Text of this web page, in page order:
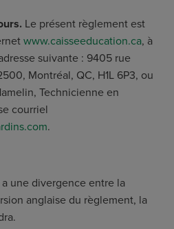
Le présent règlement est
www.caisseeducation.ca, à
suivante : 9405 rue
Montréal, QC, H1L 6P3, ou
Technicienne en
courriel
.
a une divergence entre la
anglaise du règlement, la